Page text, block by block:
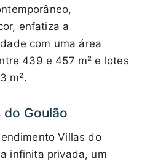
enfatiza a
com uma área
439 e 457 m² e lotes
m².
Goulão
Villas do
infinita privada, um